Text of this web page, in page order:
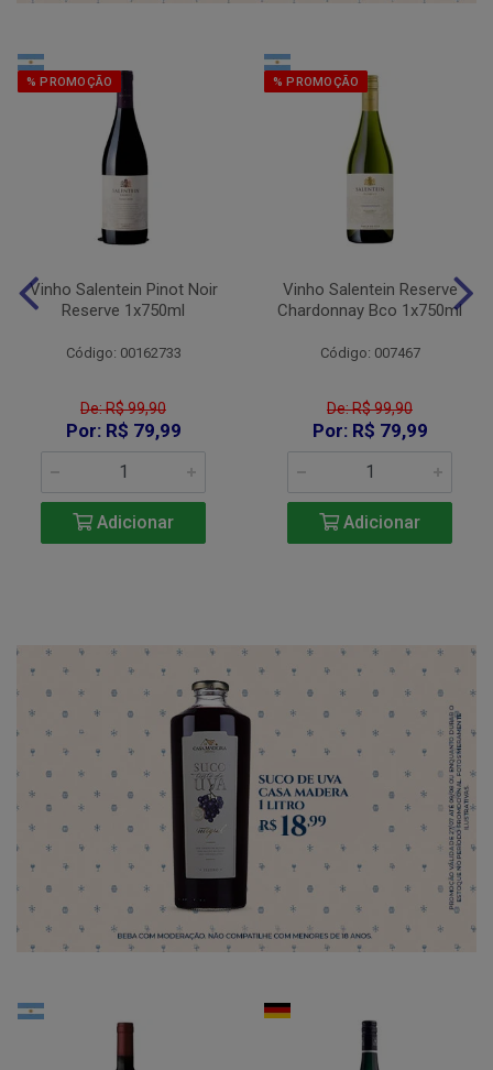
% PROMOÇÃO
Vinho Salentein Pinot Noir
Reserve 1x750ml
Código: 00162733
De: R$ 99,90
Por: R$ 79,99
Adicionar
% PROMOÇÃO
Vinho Salentein Reserve
Chardonnay Bco 1x750ml
Código: 007467
De: R$ 99,90
Por: R$ 79,99
Adicionar